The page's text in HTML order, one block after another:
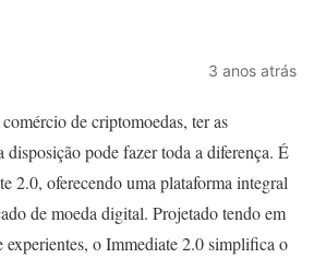
3 anos atrás
de criptomoedas, ter as
disposição pode fazer toda a diferença. É
2.0, oferecendo uma plataforma integral
de moeda digital. Projetado tendo em
experientes, o Immediate 2.0 simplifica o